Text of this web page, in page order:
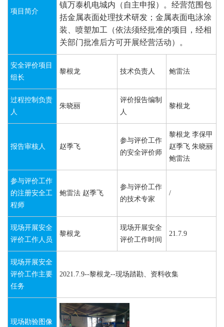
项目简介
镇万泰机电城内（自主申报）。经营范围包
括金属表面处理技术研发；金属表面电泳涂
装、喷塑加工（依法须经批准的项目，经相
关部门批准后方可开展经营活动）。
安全评价项目
组长
黎根龙 技术负责人 鲍雷法
过程控制负责
人
朱晓丽
评价报告编制
人
黎根龙
报告审核人 赵季飞
参与评价工作
的安全评价师
黎根龙 李保甲
赵季飞 朱晓丽
鲍雷法
参与评价工作
的注册安全工
程师
鲍雷法 赵季飞
参与评价工作
的技术专家
/
现场开展安全
评价工作人员
黎根龙
现场开展安全
评价工作时间
21.7.9
现场开展安全
评价工作主要
任务
2021.7.9--黎根龙--现场踏勘、资料收集
现场勘验图像